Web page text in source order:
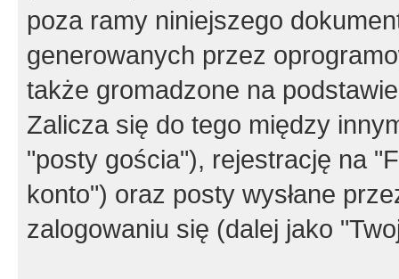
poza ramy niniejszego
generowanych przez
także gromadzone na
Zalicza się do tego między
"posty gościa"), rejestrację na
konto") oraz posty wysłane
zalogowaniu się (dalej jako